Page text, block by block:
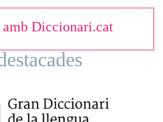
amb Diccionari.cat